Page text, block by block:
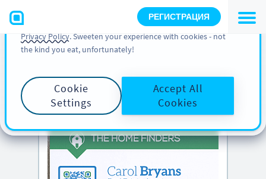
РЕГИСТРАЦИЯ
PRO TIP
You can also find more information about cookies, our
analytic activities and your rights in our Cookie Policyand
Privacy Policy. Sweeten your experience with cookies - not
the kind you eat, unfortunately!
Cookie
Settings
Accept All
Cookies